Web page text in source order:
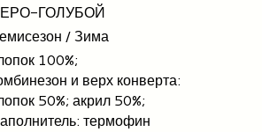
ГОЛУБОЙ
/ Зима
100%;
и верх конверта:
50%; акрил 50%;
термофин